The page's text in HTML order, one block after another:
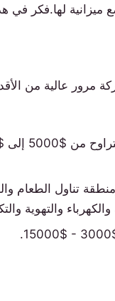
ميزانية لها.فكر
مرور عالية من
تناول الطعام
والتهوية